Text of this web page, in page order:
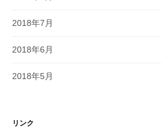
2018年7月
2018年6月
2018年5月
リンク